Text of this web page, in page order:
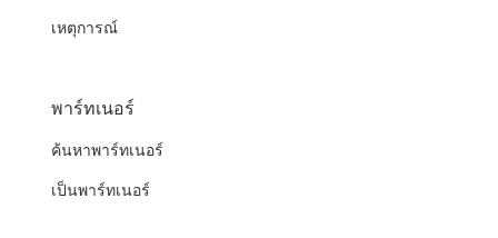
เหตุการณ์
พาร์ทเนอร์
ค้นหาพาร์ทเนอร์
เป็นพาร์ทเนอร์